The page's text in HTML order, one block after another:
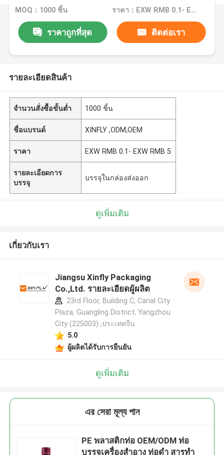
อ่อน 30506080100120ml
MOQ：1000 ชิ้น ราคา：EXW RMB 0.1- EXW RMB 5
ราคาถูกที่สุด ติดต่อเรา
รายละเอียดสินค้า
จำนวนสั่งซื้อขั้นต่ำ 1000 ชิ้น
ชื่อแบรนด์ XINFLY ,ODM,OEM
ราคา EXW RMB 0.1- EXW RMB 5
รายละเอียดการ
บรรจุ
บรรจุในกล่องส่งออก
ดูเพิ่มเติม
เกี่ยวกับเรา
Jiangsu Xinfly Packaging
Co.,Ltd. รายละเอียดผู้ผลิต
23rd Floor, Building C, Canal City
Plaza, Guangling District, Yangzhou
City (225003) ,ประเทศจีน
5.0
ผู้ผลิตได้รับการยืนยัน
ดูเพิ่มเติม
এর সেরা মূল্য পান
PE พลาสติกท่อ OEM/ODM ท่อ
บรรจุเครื่องสําอาง ท่อดํา สารทํา